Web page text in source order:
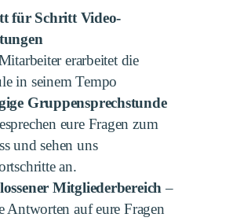
für Schritt Video-
erarbeitet die
in seinem Tempo
Gruppensprechstunde
eure Fragen zum
und sehen uns
an.
Mitgliederbereich –
Antworten auf eure Fragen